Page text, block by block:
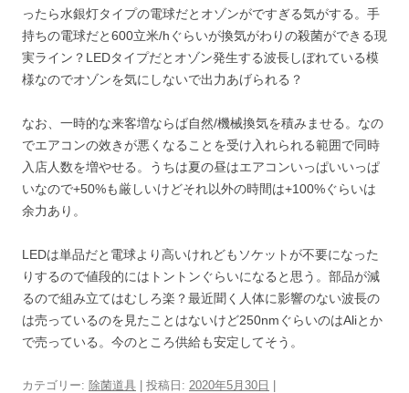
ったら水銀灯タイプの電球だとオゾンがですぎる気がする。手
持ちの電球だと600立米/hぐらいが換気がわりの殺菌ができる現
実ライン？LEDタイプだとオゾン発生する波長しぼれている模
様なのでオゾンを気にしないで出力あげられる？
なお、一時的な来客増ならば自然/機械換気を積みませる。なの
でエアコンの效きが悪くなることを受け入れられる範囲で同時
入店人数を増やせる。うちは夏の昼はエアコンいっぱいいっぱ
いなので+50%も厳しいけどそれ以外の時間は+100%ぐらいは
余力あり。
LEDは単品だと電球より高いけれどもソケットが不要になった
りするので値段的にはトントンぐらいになると思う。部品が減
るので組み立てはむしろ楽？最近聞く人体に影響のない波長の
は売っているのを見たことはないけど250nmぐらいのはAliとか
で売っている。今のところ供給も安定してそう。
カテゴリー: 除菌道具 | 投稿日: 2020年5月30日